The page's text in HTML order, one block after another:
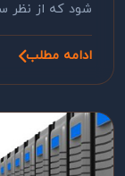
شود که از نظر
ادامه مطلب